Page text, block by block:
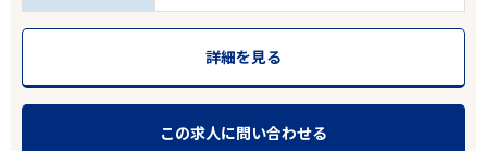
詳細を見る
この求人に問い合わせる